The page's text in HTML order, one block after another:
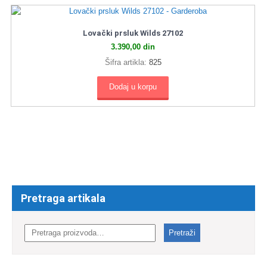
Lovački prsluk Wilds 27102
3.390,00 din
Šifra artikla: 825
Dodaj u korpu
Pretraga artikala
za:
Pretraži